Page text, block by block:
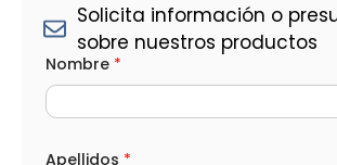
Solicita información o
sobre nuestros productos
a
n
a
Nombre *
Apellidos *